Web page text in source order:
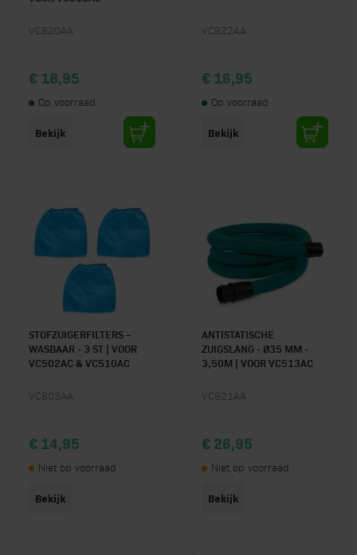
VC820AA
€ 18,95
Op voorraad
Bekijk
VC822AA
€ 16,95
Op voorraad
Bekijk
STOFZUIGERFILTERS –
WASBAAR - 3 ST | VOOR
VC502AC & VC510AC
VC803AA
€ 14,95
Niet op voorraad
Bekijk
ANTISTATISCHE
ZUIGSLANG - Ø35 MM -
3,50M | VOOR VC513AC
VC821AA
€ 26,95
Niet op voorraad
Bekijk